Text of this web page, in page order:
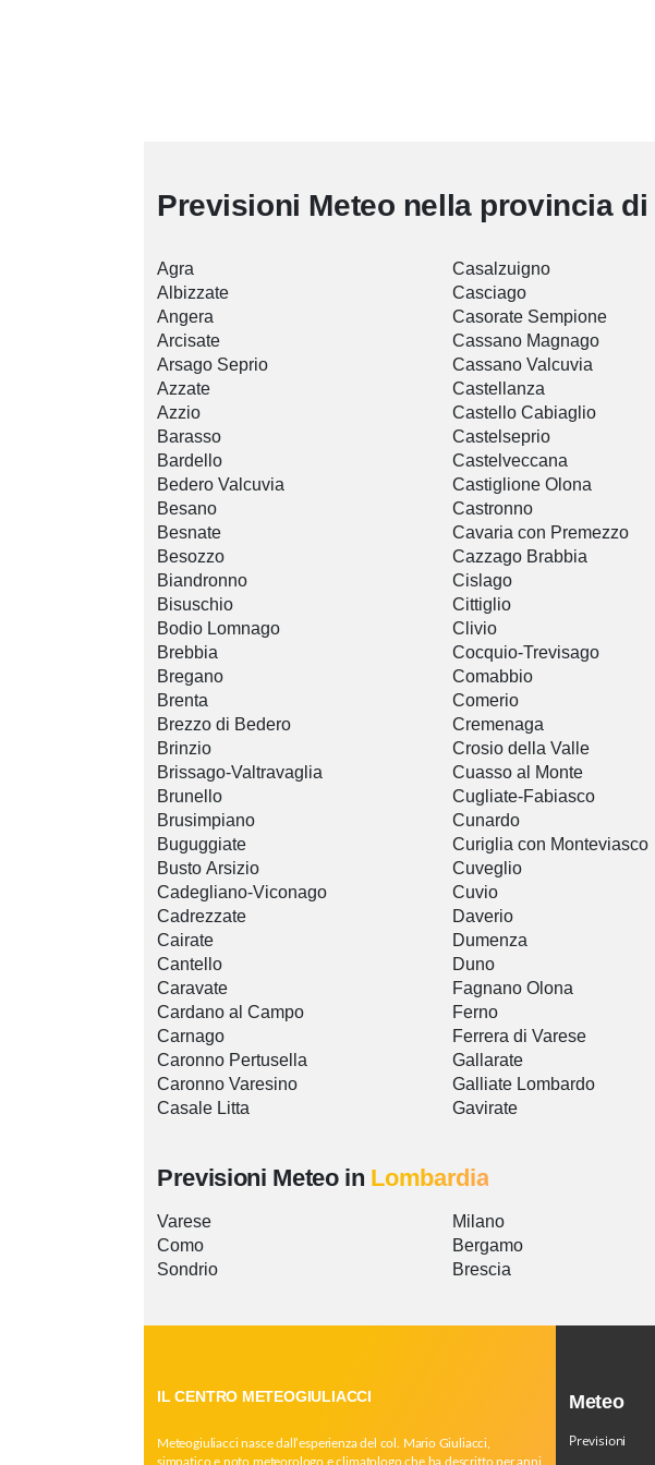
Previsioni Meteo nella provincia di
Agra
Albizzate
Angera
Arcisate
Arsago Seprio
Azzate
Azzio
Barasso
Bardello
Bedero Valcuvia
Besano
Besnate
Besozzo
Biandronno
Bisuschio
Bodio Lomnago
Brebbia
Bregano
Brenta
Brezzo di Bedero
Brinzio
Brissago-Valtravaglia
Brunello
Brusimpiano
Buguggiate
Busto Arsizio
Cadegliano-Viconago
Cadrezzate
Cairate
Cantello
Caravate
Cardano al Campo
Carnago
Caronno Pertusella
Caronno Varesino
Casale Litta
Casalzuigno
Casciago
Casorate Sempione
Cassano Magnago
Cassano Valcuvia
Castellanza
Castello Cabiaglio
Castelseprio
Castelveccana
Castiglione Olona
Castronno
Cavaria con Premezzo
Cazzago Brabbia
Cislago
Cittiglio
Clivio
Cocquio-Trevisago
Comabbio
Comerio
Cremenaga
Crosio della Valle
Cuasso al Monte
Cugliate-Fabiasco
Cunardo
Curiglia con Monteviasco
Cuveglio
Cuvio
Daverio
Dumenza
Duno
Fagnano Olona
Ferno
Ferrera di Varese
Gallarate
Galliate Lombardo
Gavirate
Previsioni Meteo in Lombardia
Varese
Como
Sondrio
Milano
Bergamo
Brescia
IL CENTRO METEOGIULIACCI
Meteogiuliacci nasce dall’esperienza del col. Mario Giuliacci,
simpatico e noto meteorologo e climatologo che ha descritto per anni
Meteo
Previsioni